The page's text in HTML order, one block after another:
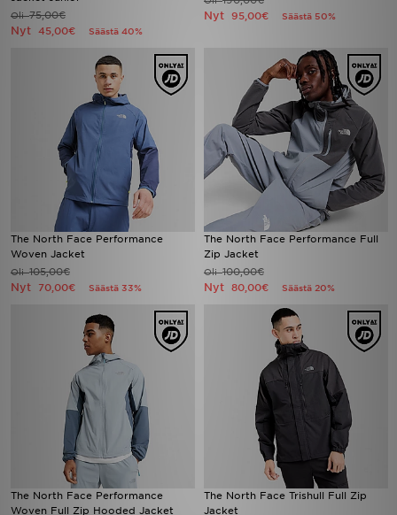
Oli75,00€
Nyt 45,00€ Säästä 40%
Nyt 95,00€ Säästä 50%
The North Face Performance
Woven Jacket
Oli105,00€
Nyt 70,00€ Säästä 33%
The North Face Performance Full
Zip Jacket
Oli100,00€
Nyt 80,00€ Säästä 20%
The North Face Performance
Woven Full Zip Hooded Jacket
The North Face Trishull Full Zip
Jacket